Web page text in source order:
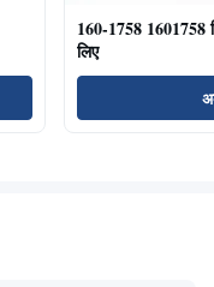
160-1758
लिए